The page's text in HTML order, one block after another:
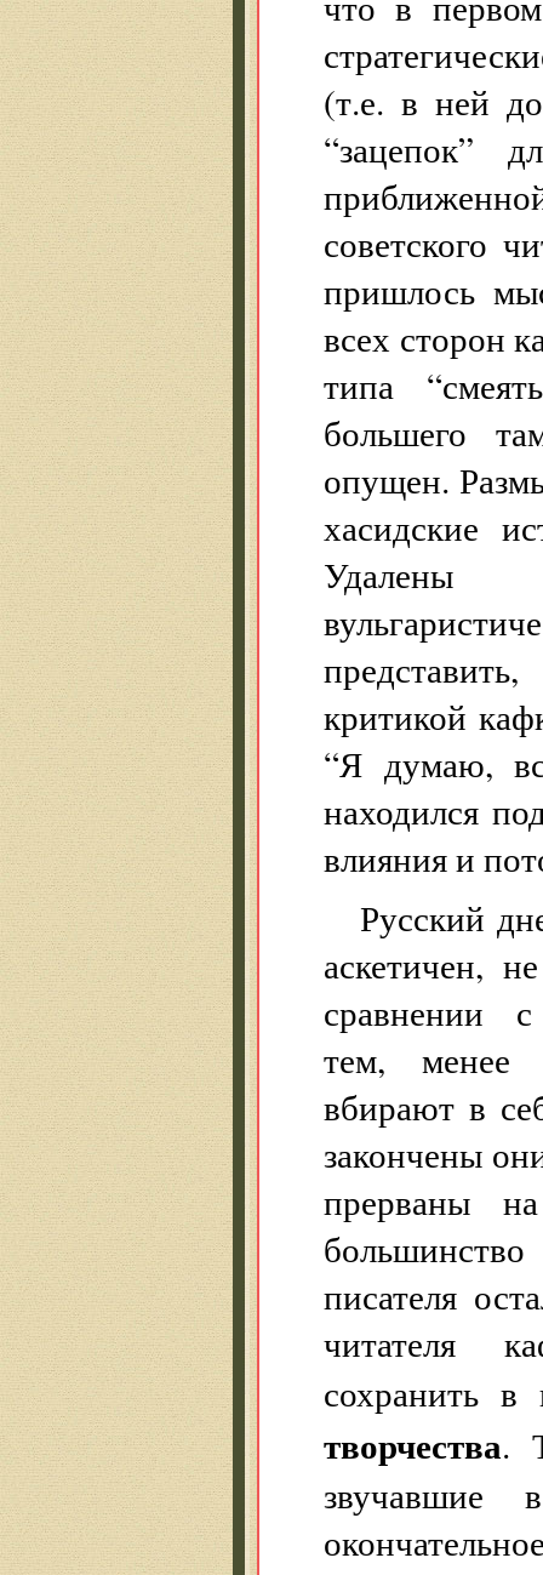
(т.е. в ней
“зацепок”
советского
пришлось
всех сторон
типа
большего
опущен.
хасидские
Удалены
критикой
“Я думаю,
находился
влияния и
Русский
аскетичен,
сравнении
тем, менее
вбирают в
закончены
прерваны
писателя
читателя
сохранить
творчества.
звучавшие